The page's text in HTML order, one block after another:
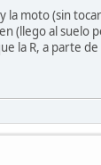
la moto (sin
(llego al suelo
la R, a parte